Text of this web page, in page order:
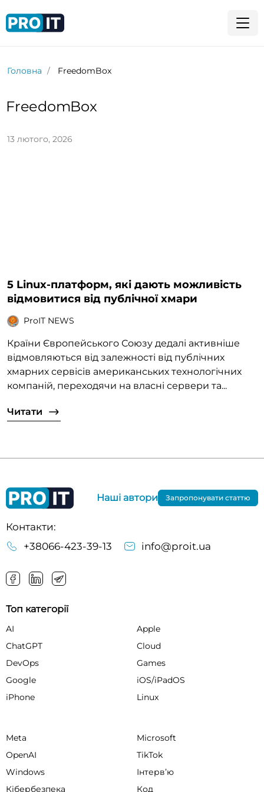
Головна FreedomBox
FreedomBox
13 лютого, 2026
5 Linux-платформ, які дають можливість
відмовитися від публічної хмари
ProIT NEWS
Країни Європейського Союзу дедалі активніше
відмовляються від залежності від публічних
хмарних сервісів американських технологічних
компаній, переходячи на власні сервери та...
Читати
Контакти:
+38066-423-39-13
info@proit.ua
Наші автори Запропонувати статтю
Топ категорії
AI
Apple
ChatGPT
Cloud
DevOps
Games
Google
iOS/iPadOS
iPhone
Linux
Meta
Microsoft
OpenAI
TikTok
Windows
Інтервʼю
Кібербезпека
Код